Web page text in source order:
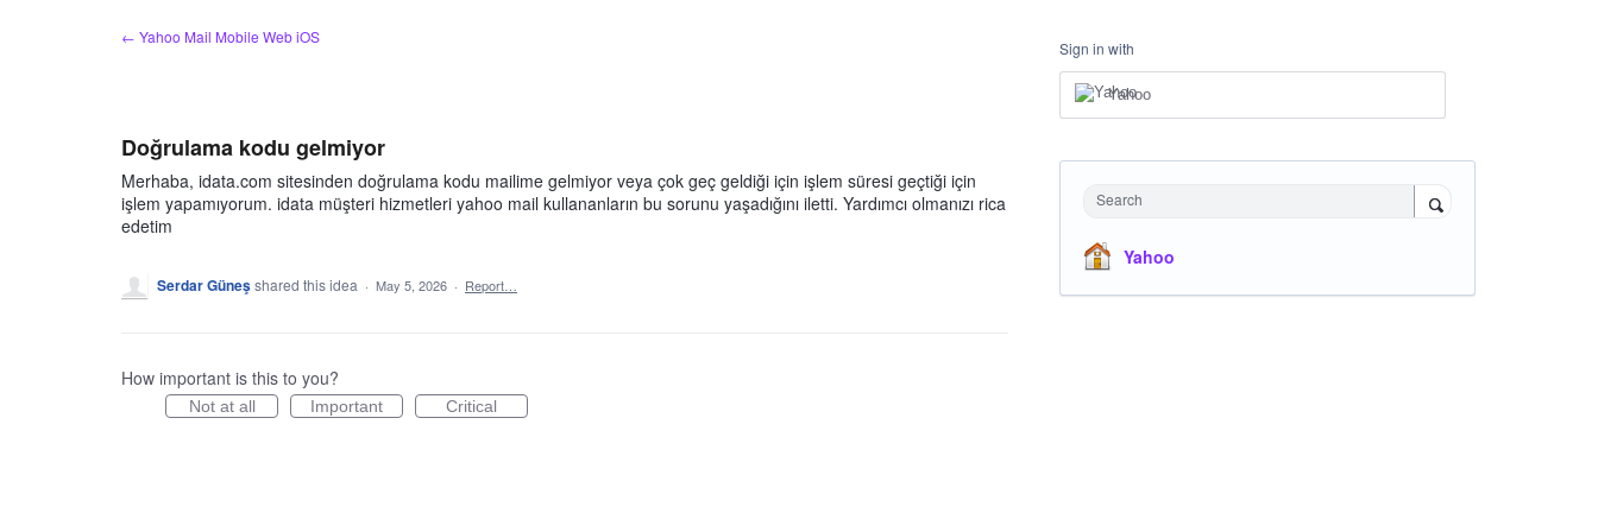
← Yahoo Mail Mobile Web iOS
Doğrulama kodu gelmiyor
Merhaba, idata.com sitesinden doğrulama kodu mailime gelmiyor veya çok geç geldiği için işlem süresi geçtiği için
işlem yapamıyorum. idata müşteri hizmetleri yahoo mail kullananların bu sorunu yaşadığını iletti. Yardımcı olmanızı rica
edetim
Serdar Güneşshared this idea · May 5, 2026 · Report…
How important is this to you?
Not at all Important Critical
Sign in with
Yahoo
Search
Yahoo